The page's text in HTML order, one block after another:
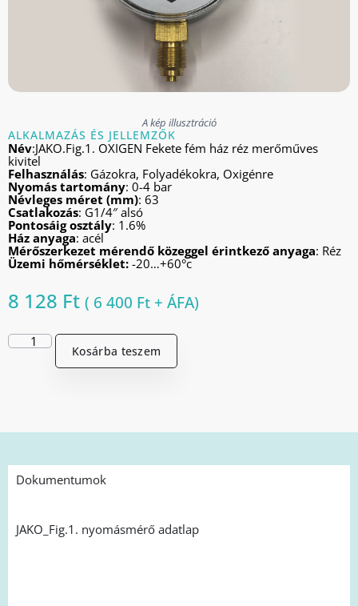
A kép illusztráció
ALKALMAZÁS ÉS JELLEMZŐK
Név:JAKO.Fig.1. OXIGEN Fekete fém ház réz merőműves
kivitel
Felhasználás: Gázokra, Folyadékokra, Oxigénre
Nyomás tartomány: 0-4 bar
Névleges méret (mm): 63
Csatlakozás: G1/4″ alsó
Pontosáig osztály: 1.6%
Ház anyaga: acél
Mérőszerkezet mérendő közeggel érintkező anyaga: Réz
Üzemi hőmérséklet: -20…+60°c
8 128 Ft ( 6 400 Ft + ÁFA)
Kosárba teszem
Dokumentumok
JAKO_Fig.1. nyomásmérő adatlap